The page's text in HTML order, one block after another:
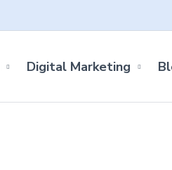
Digital Marketing